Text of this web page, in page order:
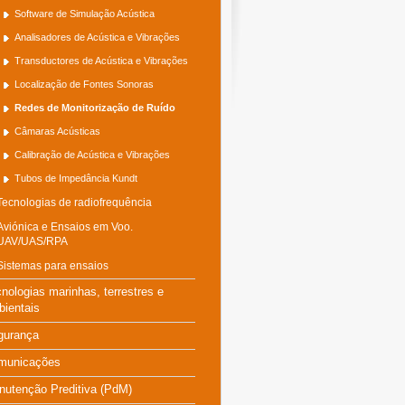
Software de Simulação Acústica
Analisadores de Acústica e Vibrações
Transductores de Acústica e Vibrações
Localização de Fontes Sonoras
Redes de Monitorização de Ruído
Câmaras Acústicas
Calibração de Acústica e Vibrações
Tubos de Impedância Kundt
de radiofrequência
e Ensaios em Voo.
UAS/RPA
para ensaios
marinhas, terrestres e
Preditiva (PdM)